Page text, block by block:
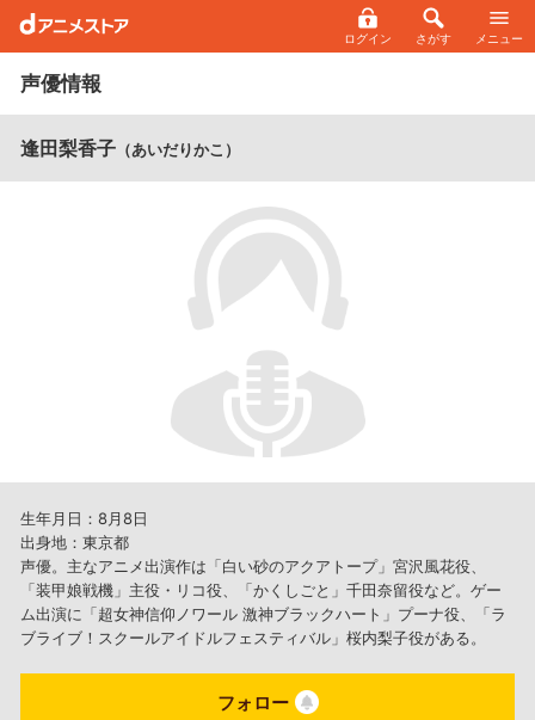
ログイン さがす メニュー
声優情報
逢田梨香子（あいだりかこ）
生年月日：8月8日
出身地：東京都
声優。主なアニメ出演作は「白い砂のアクアトープ」宮沢風花役、
「装甲娘戦機」主役・リコ役、「かくしごと」千田奈留役など。ゲー
ム出演に「超女神信仰ノワール 激神ブラックハート」プーナ役、「ラ
ブライブ！スクールアイドルフェスティバル」桜内梨子役がある。
フォロー